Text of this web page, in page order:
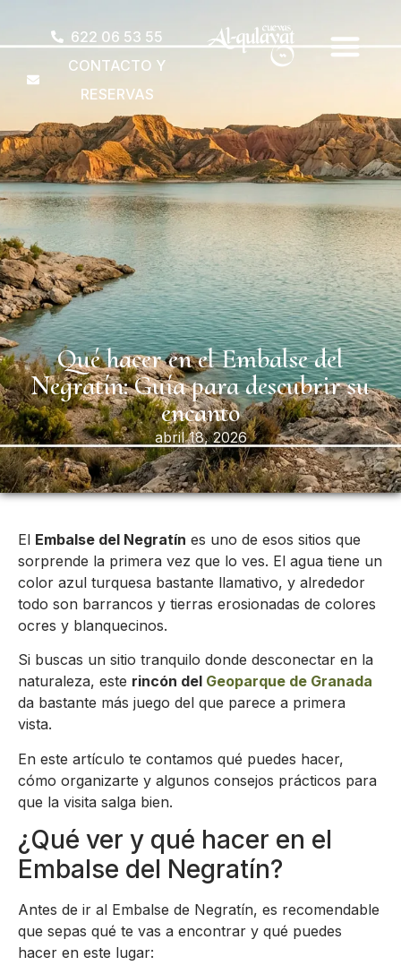
622 06 53 55
CONTACTO Y
RESERVAS
Qué hacer en el Embalse del
Negratín: Guía para descubrir su
encanto
abril 18, 2026
El Embalse del Negratín es uno de esos sitios que
sorprende la primera vez que lo ves. El agua tiene un
color azul turquesa bastante llamativo, y alrededor
todo son barrancos y tierras erosionadas de colores
ocres y blanquecinos.
Si buscas un sitio tranquilo donde desconectar en la
naturaleza, este rincón del Geoparque de Granada
da bastante más juego del que parece a primera
vista.
En este artículo te contamos qué puedes hacer,
cómo organizarte y algunos consejos prácticos para
que la visita salga bien.
¿Qué ver y qué hacer en el
Embalse del Negratín?
Antes de ir al Embalse de Negratín, es recomendable
que sepas qué te vas a encontrar y qué puedes
hacer en este lugar: